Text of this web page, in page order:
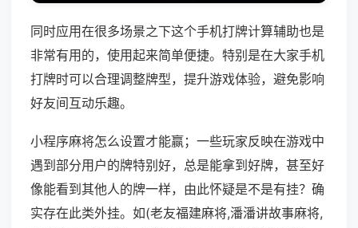
同时应用在很多场景之下这个手机打牌计算辅助也是
非常有用的，使用起来简单便捷。特别是在大家手机
打牌时可以合理调整牌型，提升游戏体验，避免影响
好友间互动乐趣。
小程序麻将怎么设置才能赢；一些玩家反映在游戏中
遇到部分用户的牌特别好，总是能拿到好牌，甚至好
像能看到其他人的牌一样，由此怀疑是不是有挂？确
实存在此类外挂。如(老友福建麻将,潘潘讲故事麻将,